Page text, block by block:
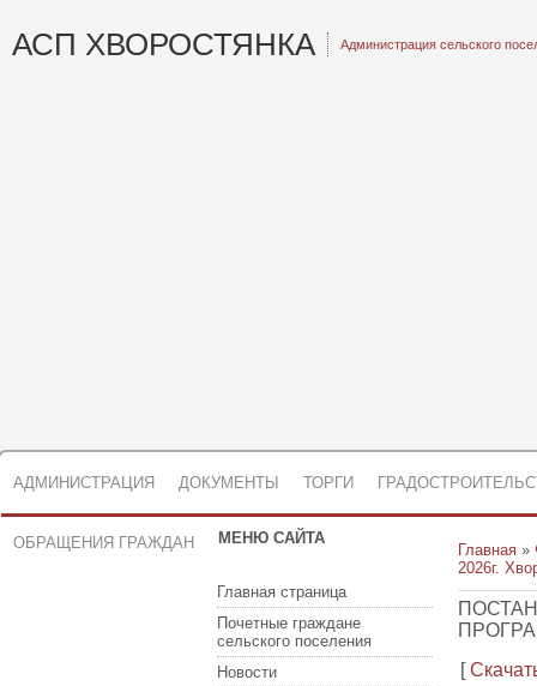
АСП ХВОРОСТЯНКА Администрация сельского
АДМИНИСТРАЦИЯ ДОКУМЕНТЫ ТОРГИ
ОБРАЩЕНИЯ ГРАЖДАН МЕНЮ САЙТА
Главная страница
Почетные граждане
сельского поселения
Новости
Главная »
2026г.
[